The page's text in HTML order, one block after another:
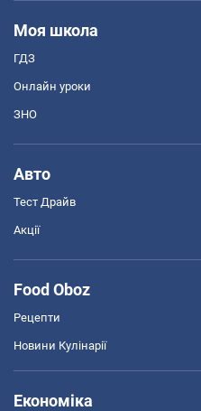
Моя школа
ГДЗ
Онлайн уроки
ЗНО
Авто
Тест Драйв
Акції
Food Oboz
Рецепти
Новини Кулінарії
Економіка